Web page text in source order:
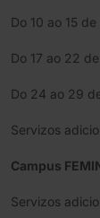
Do 10 ao 15
Do 17 ao 22
Do 24 ao 29
Servizos
Campus
Servizos